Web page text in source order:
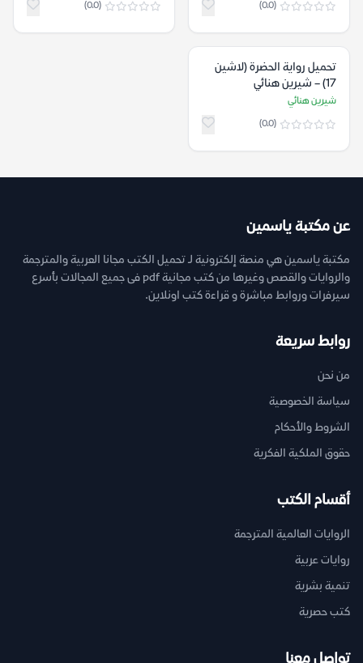
(0.0)
(0.0)
تحميل رواية الحضرة (لاشين
17) – شيرين هنائي
شيرين هنائي
(0.0)
عن مكتبة ياسمين
مكتبة ياسمين هي منصة إلكترونية لـ تحميل الكتب مجانا العربية والمترجمة
والروايات والقصص وغيرها من كتب مجانية pdf فى جميع المجالات بأسرع
سيرفرات وروابط مباشرة و قراءة كتب اونلاين.
روابط سريعة
من نحن
سياسة الخصوصية
الشروط والأحكام
حقوق الملكية الفكرية
أقسام الكتب
الروايات العالمية المترجمة
روايات عربية
تنمية بشرية
كتب حصرية